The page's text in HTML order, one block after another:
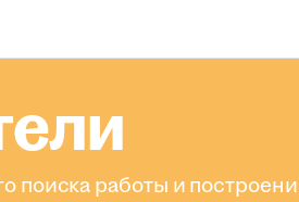
поиска работы и